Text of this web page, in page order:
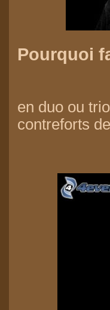
Pourquoi
en duo ou
contreforts